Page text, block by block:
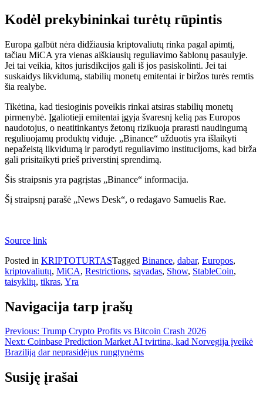
Kodėl prekybininkai turėtų rūpintis
Europa galbūt nėra didžiausia kriptovaliutų rinka pagal apimtį,
tačiau MiCA yra vienas aiškiausių reguliavimo šablonų pasaulyje.
Jei tai veikia, kitos jurisdikcijos gali iš jos pasiskolinti. Jei tai
suskaidys likvidumą, stabilių monetų emitentai ir biržos turės remtis
šia realybe.
Tikėtina, kad tiesioginis poveikis rinkai atsiras stabilių monetų
pirmenybė. Įgaliotieji emitentai įgyja švaresnį kelią pas Europos
naudotojus, o neatitinkantys žetonų rizikuoja prarasti naudingumą
reguliuojamų produktų viduje. „Binance“ užduotis yra išlaikyti
nepažeistą likvidumą ir parodyti reguliavimo institucijoms, kad birža
gali prisitaikyti prieš priverstinį sprendimą.
Šis straipsnis yra pagrįstas „Binance“ informacija.
Šį straipsnį parašė „News Desk“, o redagavo Samuelis Rae.
Source link
Posted in KRIPTOTURTASTagged Binance, dabar, Europos,
kriptovaliutų, MiCA, Restrictions, sąvadas, Show, StableCoin,
taisyklių, tikras, Yra
Navigacija tarp įrašų
Previous: Trump Crypto Profits vs Bitcoin Crash 2026
Next: Coinbase Prediction Market AI tvirtina, kad Norvegija įveikė
Braziliją dar neprasidėjus rungtynėms
Susiję įrašai